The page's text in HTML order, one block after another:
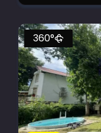
360°